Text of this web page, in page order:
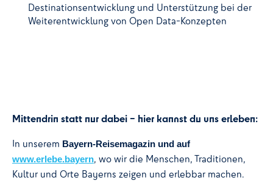
Destinationsentwicklung und Unterstützung bei der
Weiterentwicklung von Open Data-Konzepten
Mittendrin statt nur dabei – hier kannst du uns erleben:
In unserem Bayern-Reisemagazin und auf
www.erlebe.bayern, wo wir die Menschen, Traditionen,
Kultur und Orte Bayerns zeigen und erlebbar machen.